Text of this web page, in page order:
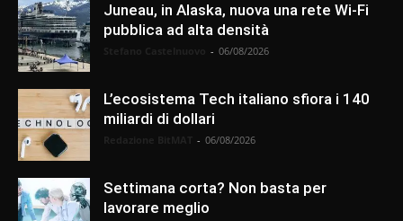
Juneau, in Alaska, nuova una rete Wi-Fi
pubblica ad alta densità
- 06/08/2026
L’ecosistema Tech italiano sfiora i 140
miliardi di dollari
- 06/08/2026
Settimana corta? Non basta per
lavorare meglio